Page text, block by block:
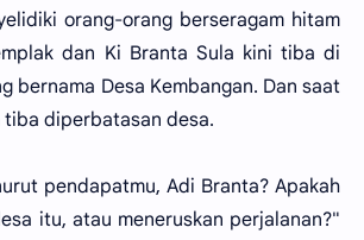
orang-orang berseragam hitam
dan Ki Branta Sula kini tiba di
bernama Desa Kembangan. Dan saat
diperbatasan desa.
pendapatmu, Adi Branta? Apakah
itu, atau meneruskan perjalanan?"